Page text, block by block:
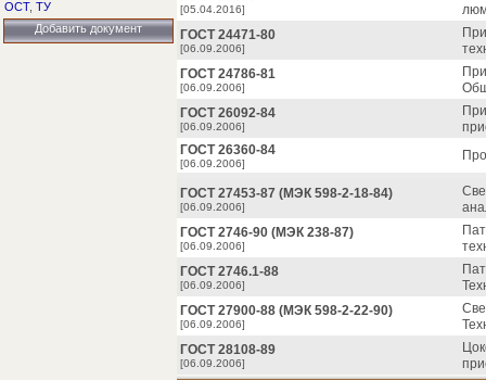
ОСТ, ТУ
Добавить документ
[05.04.2016]
ГОСТ 24471-80
[06.09.2006]
ГОСТ 24786-81
[06.09.2006]
ГОСТ 26092-84
[06.09.2006]
ГОСТ 26360-84
[06.09.2006]
ГОСТ 27453-87 (МЭК 598-2-18-84)
[06.09.2006]
ГОСТ 2746-90 (МЭК 238-87)
[06.09.2006]
ГОСТ 2746.1-88
[06.09.2006]
ГОСТ 27900-88 (МЭК 598-2-22-90)
[06.09.2006]
ГОСТ 28108-89
[06.09.2006]